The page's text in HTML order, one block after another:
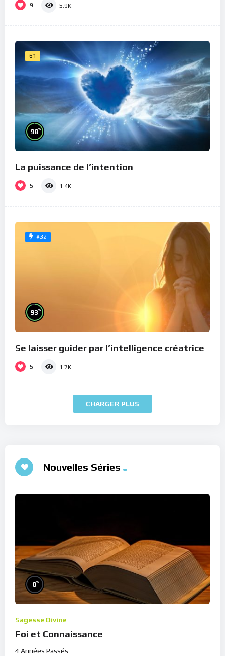
9 5.9K
61
98%
La puissance de l’intention
5 1.4K
#32
93%
Se laisser guider par l’intelligence créatrice
5 1.7K
CHARGER PLUS
Nouvelles Séries
0%
Sagesse Divine
Foi et Connaissance
4 Années Passés